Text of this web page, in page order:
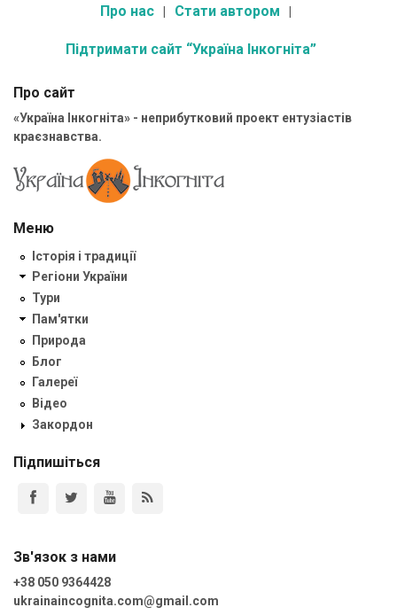
Про нас Стати автором
Підтримати сайт “Україна Інкогніта”
Про сайт
«Україна Інкогніта» - неприбутковий проект ентузіастів
краєзнавства.
Меню
Історія і традиції
Регіони України
Тури
Пам'ятки
Природа
Блог
Галереї
Відео
Закордон
Підпишіться
Зв'язок з нами
+38 050 9364428
ukrainaincognita.com@gmail.com